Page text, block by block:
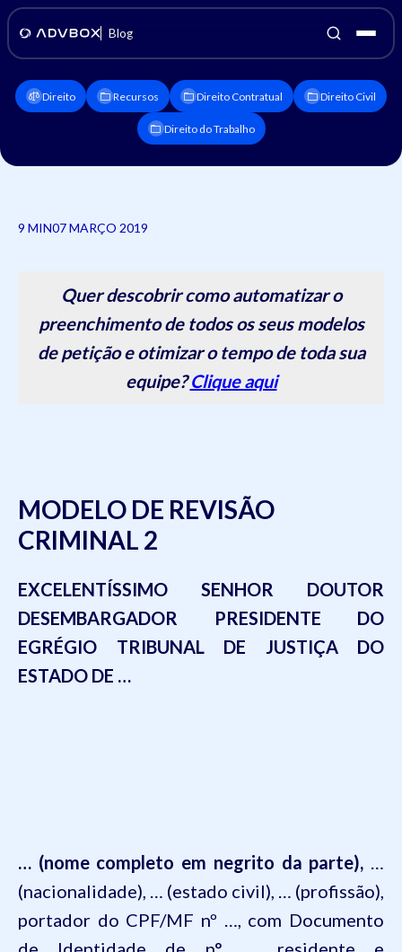
Blog
Direito Recursos Direito Contratual Direito Civil
Direito do Trabalho
9 MIN07 MARÇO 2019
Quer descobrir como automatizar o
preenchimento de todos os seus modelos
de petição e otimizar o tempo de toda sua
equipe?Clique aqui
MODELO DE REVISÃO
CRIMINAL 2
EXCELENTÍSSIMO SENHOR DOUTOR
DESEMBARGADOR PRESIDENTE DO
EGRÉGIO TRIBUNAL DE JUSTIÇA DO
ESTADO DE …
… (nome completo em negrito da parte), …
(nacionalidade), … (estado civil), … (profissão),
portador do CPF/MF nº …, com Documento